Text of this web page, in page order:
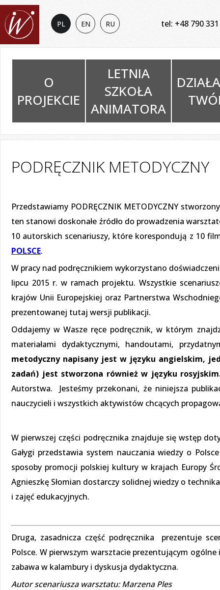
PL EN RU tel: +48 790
O
PROJEKCIE
LETNIA
SZKOŁA
ANIMATORA
PODRĘCZNIK METODYCZNY
Przedstawiamy PODRĘCZNIK METODYCZNY
ten stanowi doskonałe źródło do prowadzenia
10 autorskich scenariuszy, które korespondują z 10
POLSCE.
W pracy nad podręcznikiem wykorzystano
lipcu 2015 r. w ramach projektu. Wszystkie
krajów Unii Europejskiej oraz Partnerstwa
prezentowanej tutaj wersji publikacji.
Oddajemy w Wasze ręce podręcznik, w którym
materiałami dydaktycznymi, handoutami,
metodyczny napisany jest w języku angielskim,
zadań) jest stworzona również w języku
Autorstwa. Jesteśmy przekonani, że niniejsza
nauczycieli i wszystkich aktywistów chcących
W pierwszej części podręcznika znajduje się wstęp
Gałygi przedstawia system nauczania wiedzy o
sposoby promocji polskiej kultury w krajach Europy
Agnieszkę Słomian dostarczy solidnej wiedzy o
i zajęć edukacyjnych.
Druga, zasadnicza część podręcznika prezentuje
Polsce. W pierwszym warsztacie prezentującym
zabawa w kalambury i dyskusja dydaktyczna.
Autor scenariusza warsztatu: Marzena Ples